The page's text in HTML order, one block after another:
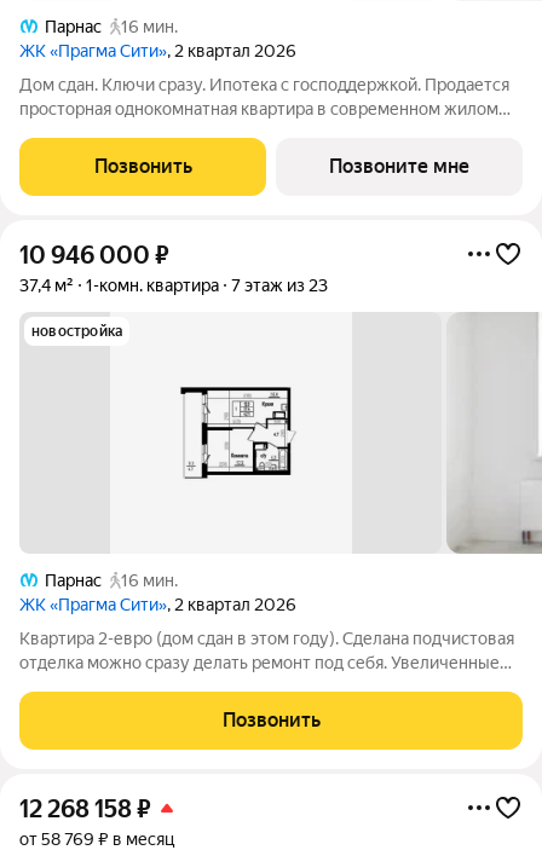
Парнас
16 мин.
ЖК «Прагма Сити», 2 квартал 2026
Дом сдан. Ключи сразу. Ипотека с господдержкой. Продается
просторная однокомнатная квартира в современном жилом
можно заказать у застройщика. Общая площадь квартиры 37.4
Позвонить Позвоните мне
10 946 000 ₽
37,4 м² 1-комн. квартира 7 этаж из 23
новостройка
Парнас
16 мин.
ЖК «Прагма Сити», 2 квартал 2026
Квартира 2-евро (дом сдан в этом году). Сделана подчистовая
отделка можно сразу делать ремонт под себя. Увеличенные
сад и современные площадки. Рядом расположен паркинг.
Позвонить
12 268 158₽
от 58 769 ₽ в месяц